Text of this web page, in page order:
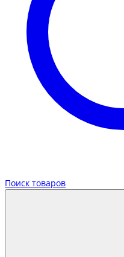
Поиск товаров